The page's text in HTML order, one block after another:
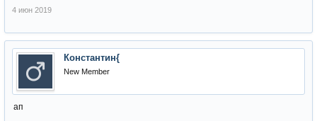
4 июн 2019
Константин{
New Member
ап